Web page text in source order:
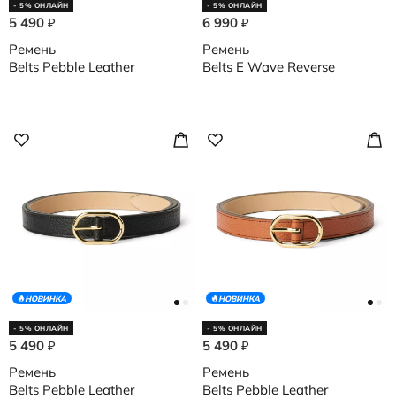
- 5% ОНЛАЙН
5 490 ₽
Ремень
Belts Pebble Leather
- 5% ОНЛАЙН
6 990 ₽
Ремень
Belts E Wave Reverse
НОВИНКА
- 5% ОНЛАЙН
5 490 ₽
Ремень
Belts Pebble Leather
НОВИНКА
- 5% ОНЛАЙН
5 490 ₽
Ремень
Belts Pebble Leather